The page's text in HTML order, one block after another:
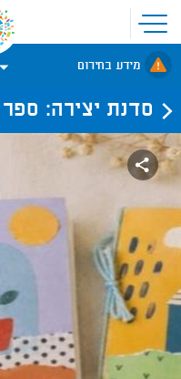
פתיחת
תפריט
אתר
מידע בחירום
סדנת יצירה: